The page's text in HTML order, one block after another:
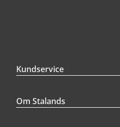
Kundservice
Om Stalands